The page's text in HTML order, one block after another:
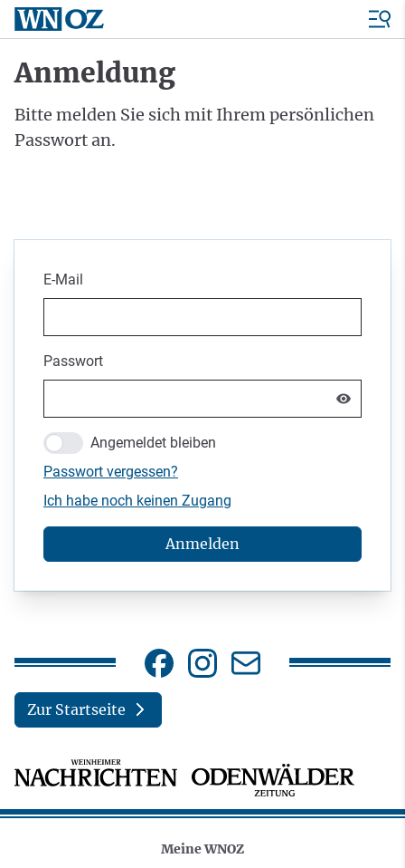
Anmeldung
Bitte melden Sie sich mit Ihrem persönlichen
Passwort an.
E-Mail
Passwort
Angemeldet bleiben
Passwort vergessen?
Ich habe noch keinen Zugang
Anmelden
Zur Startseite
Meine WNOZ